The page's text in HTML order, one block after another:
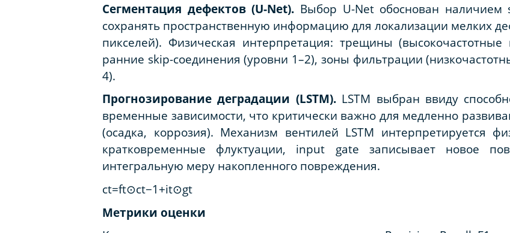
Сегментация дефектов (U-Net). Выбор U-Net обоснован наличием
сохранять пространственную информацию для локализации мелких
пикселей). Физическая интерпретация: трещины (высокочастотные
ранние skip-соединения (уровни 1–2), зоны фильтрации
4).
Прогнозирование деградации (LSTM).LSTM выбран ввиду
временные зависимости, что критически важно для медленно
(осадка, коррозия). Механизм вентилей LSTM интерпретируется
кратковременные флуктуации, input gate записывает новое
интегральную меру накопленного повреждения.
ct=ft⊙ct−1+it⊙gt
Метрики оценки